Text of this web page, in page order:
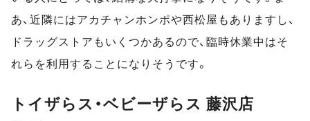
あ、近隣にはアカチャンホンポや西松屋もありますし、
ドラッグストアもいくつかあるので、臨時休業中はそ
れらを利用することになりそうです。
トイザらス・ベビーザらス 藤沢店